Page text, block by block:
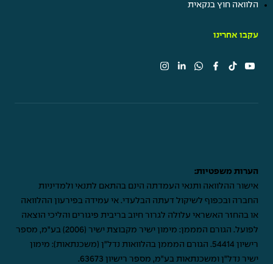
הלוואה חוץ בנקאית
עקבו אחרינו
הערות משפטיות:
אישור ההלוואה ותנאי העמדתה הינם בהתאם לתנאי ולמדיניות
החברה ובכפוף לשיקול דעתה הבלעדי. אי עמידה בפירעון ההלוואה
או בהחזר האשראי עלולה לגרור חיוב בריבית פיגורים והליכי הוצאה
לפועל. הגורם המממן: מימון ישיר מקבוצת ישיר (2006) בע"מ, מספר
רישיון 54414. הגורם המממן בהלוואות נדל"ן (משכנתאות): מימון
ישיר נדל"ן ומשכנתאות בע"מ, מספר רישיון 63673.